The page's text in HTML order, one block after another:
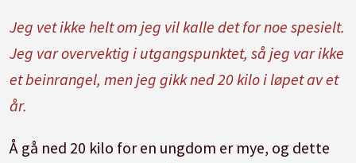
Jeg vet ikke helt om jeg vil kalle det for noe spesielt.
Jeg var overvektig i utgangspunktet, så jeg var ikke
et beinrangel, men jeg gikk ned 20 kilo i løpet av et
år.
Å gå ned 20 kilo for en ungdom er mye, og dette